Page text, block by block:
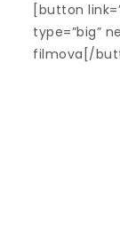
[button
type=”big”
filmova[/